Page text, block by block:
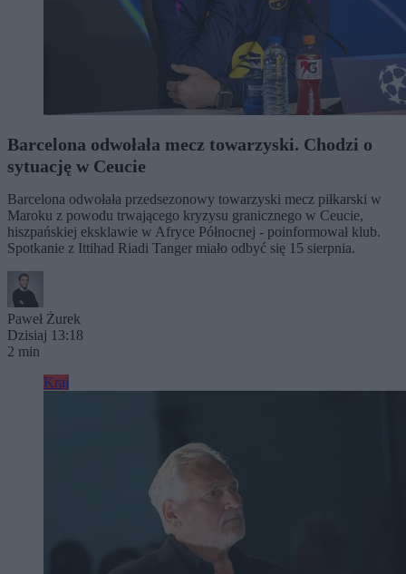
Barcelona odwołała mecz towarzyski. Chodzi o
sytuację w Ceucie
Barcelona odwołała przedsezonowy towarzyski mecz piłkarski w
Maroku z powodu trwającego kryzysu granicznego w Ceucie,
hiszpańskiej eksklawie w Afryce Północnej - poinformował klub.
Spotkanie z Ittihad Riadi Tanger miało odbyć się 15 sierpnia.
Paweł Żurek
Dzisiaj 13:18
2 min
Kraj